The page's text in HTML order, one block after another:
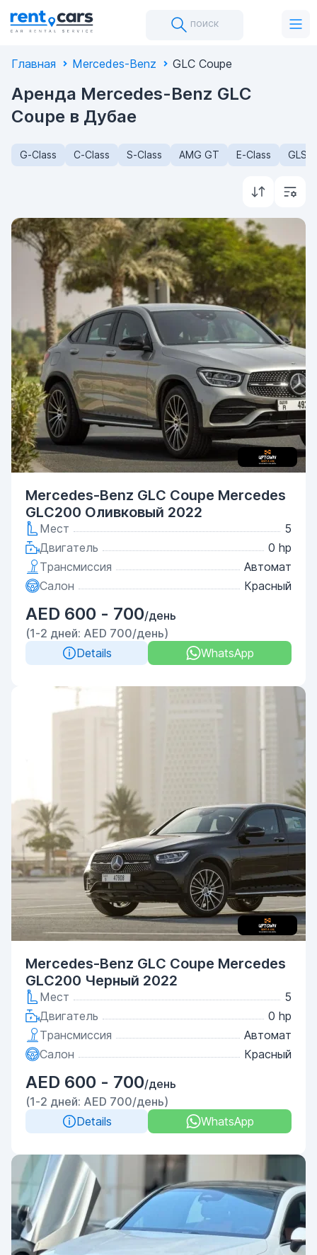
поиск
Главная Mercedes-Benz GLC Coupe
Аренда Mercedes-Benz GLC
Coupe в Дубае
G-Class C-Class S-Class AMG GT E-Class GLS-
Mercedes-Benz GLC Coupe Mercedes
GLC200 Оливковый 2022
Мест
5
Двигатель
0 hp
Трансмиссия
Автомат
Салон
Красный
AED 600 - 700/день
(1-2 дней: AED 700/день)
Details
WhatsApp
Mercedes-Benz GLC Coupe Mercedes
GLC200 Черный 2022
Мест
5
Двигатель
0 hp
Трансмиссия
Автомат
Салон
Красный
AED 600 - 700/день
(1-2 дней: AED 700/день)
Details
WhatsApp